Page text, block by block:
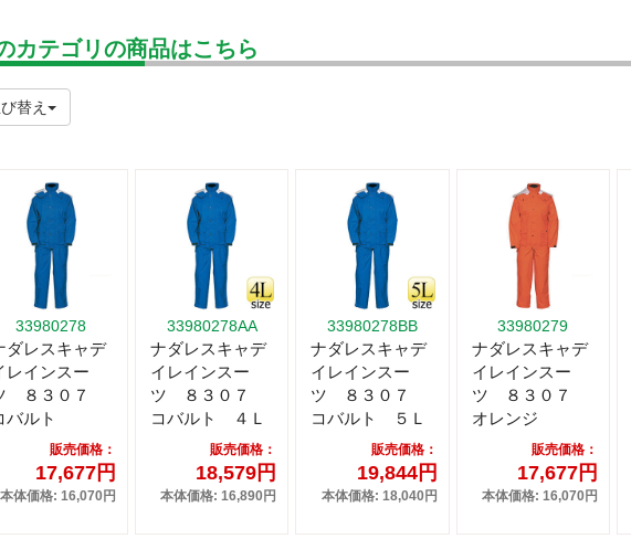
カテゴリの商品はこちら
替え
33980278
ダレスキャデ
レインスー
８３０７
バルト
販売価格：
17,677円
本体価格: 16,070円
33980278AA
ナダレスキャデ
イレインスー
ツ ８３０７
コバルト ４Ｌ
販売価格：
18,579円
本体価格: 16,890円
33980278BB
ナダレスキャデ
イレインスー
ツ ８３０７
コバルト ５Ｌ
販売価格：
19,844円
本体価格: 18,040円
33980279
ナダレスキャデ
イレインスー
ツ ８３０７
オレンジ
販売価格：
17,677円
本体価格: 16,070円